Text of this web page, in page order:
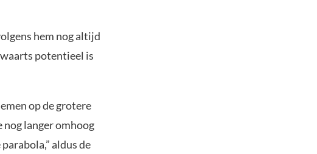
hem nog altijd
potentieel is
op de grotere
nog langer omhoog
aldus de